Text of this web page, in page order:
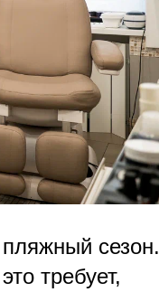
сезон.
требует,